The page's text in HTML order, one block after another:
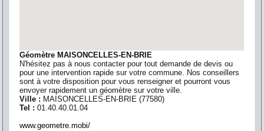
Géomètre MAISONCELLES-EN-BRIE
N'hésitez pas à nous contacter pour tout demande de devis ou
pour une intervention rapide sur votre commune. Nos conseillers
sont à votre disposition pour vous renseigner et pourront vous
envoyer rapidement un géomètre sur votre ville.
Ville : MAISONCELLES-EN-BRIE (77580)
Tel :01.40.40.01.04
www.geometre.mobi/